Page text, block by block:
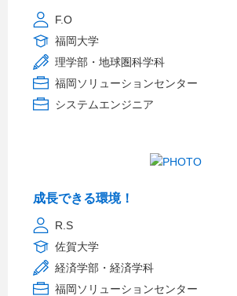
F.O
福岡大学
理学部・地球圏科学科
福岡ソリューションセンター
システムエンジニア
成長できる環境！
R.S
佐賀大学
経済学部・経済学科
福岡ソリューションセンター